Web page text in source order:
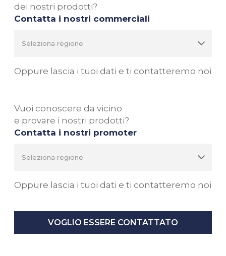
dei nostri prodotti?
Contatta i nostri commerciali
Oppure lascia i tuoi dati e ti contatteremo noi
Vuoi conoscere da vicino
e provare i nostri prodotti?
Contatta i nostri promoter
Oppure lascia i tuoi dati e ti contatteremo noi
VOGLIO ESSERE CONTATTATO